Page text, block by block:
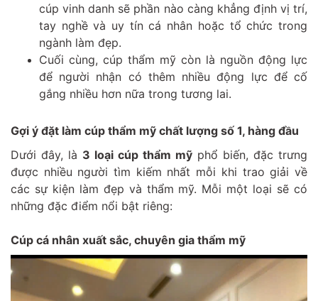
cúp vinh danh sẽ phần nào càng khẳng định vị trí,
tay nghề và uy tín cá nhân hoặc tổ chức trong
ngành làm đẹp.
Cuối cùng, cúp thẩm mỹ còn là nguồn động lực
để người nhận có thêm nhiều động lực để cố
gắng nhiều hơn nữa trong tương lai.
Gợi ý đặt làm cúp thẩm mỹ chất lượng số 1, hàng đầu
Dưới đây, là 3 loại cúp thẩm mỹ phổ biến, đặc trưng
được nhiều người tìm kiếm nhất mỗi khi trao giải về
các sự kiện làm đẹp và thẩm mỹ. Mỗi một loại sẽ có
những đặc điểm nổi bật riêng:
Cúp cá nhân xuất sắc, chuyên gia thẩm mỹ